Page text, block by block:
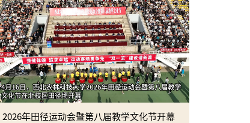
2026年田径运动会暨第八届教学文化节开幕